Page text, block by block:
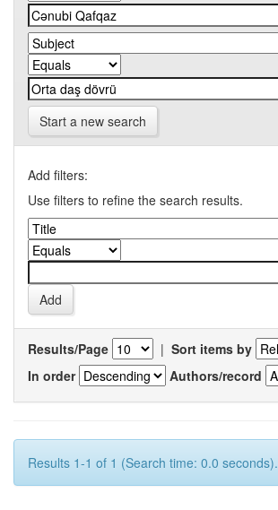
Start a new search
Add filters:
Use filters to refine the search results.
Results/Page | Sort items by
In order
Authors/record
Results 1-1 of 1 (Search time: 0.0 seconds).